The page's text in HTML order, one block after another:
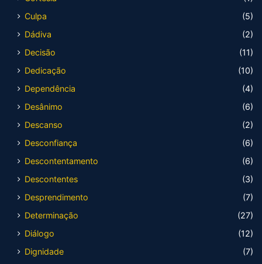
Culpa
(5)
Dádiva
(2)
Decisão
(11)
Dedicação
(10)
Dependência
(4)
Desânimo
(6)
Descanso
(2)
Desconfiança
(6)
Descontentamento
(6)
Descontentes
(3)
Desprendimento
(7)
Determinação
(27)
Diálogo
(12)
Dignidade
(7)